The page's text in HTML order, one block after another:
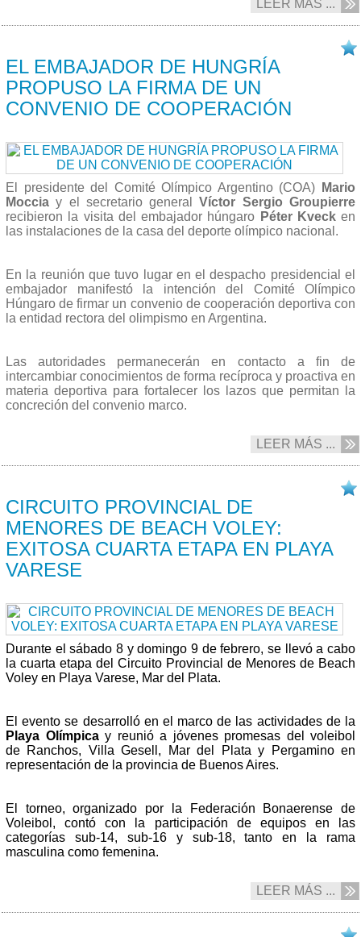
LEER MÁS ...
EL EMBAJADOR DE HUNGRÍA
PROPUSO LA FIRMA DE UN
CONVENIO DE COOPERACIÓN
El presidente del Comité Olímpico Argentino (COA)
Mario
Moccia y el secretario generalVíctor Sergio Groupierre
recibieron la visita del embajador húngaro Péter Kveck en
las instalaciones de la casa del deporte olímpico nacional.
En la reunión que tuvo lugar en el despacho presidencial el
embajador manifestó la intención del Comité Olímpico
Húngaro de firmar un convenio de cooperación deportiva con
la entidad rectora del olimpismo en Argentina.
Las autoridades permanecerán en contacto a fin de
intercambiar conocimientos de forma recíproca y proactiva en
materia deportiva para fortalecer los lazos que permitan la
concreción del convenio marco.
LEER MÁS ...
CIRCUITO PROVINCIAL DE
MENORES DE BEACH VOLEY:
EXITOSA CUARTA ETAPA EN PLAYA
VARESE
Durante el sábado 8 y domingo 9 de febrero, se llevó a cabo
la cuarta etapa del Circuito Provincial de Menores de Beach
Voley en Playa Varese, Mar del Plata.
El evento se desarrolló en el marco de las actividades de la
Playa Olímpicay reunió a jóvenes promesas del voleibol
de Ranchos, Villa Gesell, Mar del Plata y Pergamino en
representación de la provincia de Buenos Aires.
El torneo, organizado por la Federación Bonaerense de
Voleibol, contó con la participación de equipos en las
categorías sub-14, sub-16 y sub-18, tanto en la rama
masculina como femenina.
LEER MÁS ...